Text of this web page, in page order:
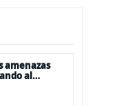
amenazas
al
en Chile